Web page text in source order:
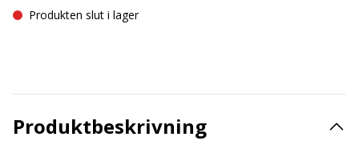
Produkten slut i lager
Produktbeskrivning